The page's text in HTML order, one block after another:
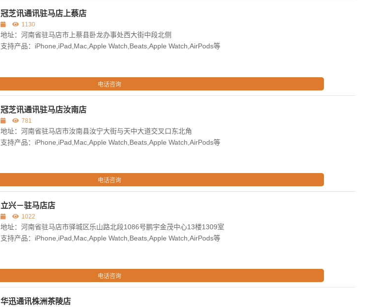
冠芝讯通讯驻马店上蔡店
1130
地址：河南省驻马店市上蔡县卧龙办事处西大街中段北侧
支持产品：iPhone,iPad,Mac,Apple Watch,Beats,Apple Watch,AirPods等
电话咨询
冠芝讯通讯驻马店汝南店
781
地址：河南省驻马店市汝南县汝宁大街与天中大道交叉口东北角
支持产品：iPhone,iPad,Mac,Apple Watch,Beats,Apple Watch,AirPods等
电话咨询
立兴－驻马店店
1022
地址：河南省驻马店市驿城区乐山路北段1086号鹏宇金茂中心13楼1309室
支持产品：iPhone,iPad,Mac,Apple Watch,Beats,Apple Watch,AirPods等
电话咨询
华迅通讯株洲茶陵店